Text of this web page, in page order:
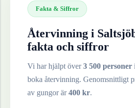
Fakta & Siffror
Återvinning i
fakta och siffror
Vi har hjälpt över3 500 personer i
boka återvinning. Genomsnittligt
av gungorär400 kr.